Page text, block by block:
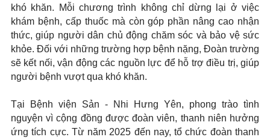
khó khăn. Mỗi chương trình không chỉ dừng lại ở việc
khám bệnh, cấp thuốc mà còn góp phần nâng cao nhận
thức, giúp người dân chủ động chăm sóc và bảo vệ sức
khỏe. Đối với những trường hợp bệnh nặng, Đoàn trường
sẽ kết nối, vận động các nguồn lực để hỗ trợ điều trị, giúp
người bệnh vượt qua khó khăn.
Tại Bệnh viện Sản - Nhi Hưng Yên, phong trào tình
nguyện vì cộng đồng được đoàn viên, thanh niên hưởng
ứng tích cực. Từ năm 2025 đến nay, tổ chức đoàn thanh